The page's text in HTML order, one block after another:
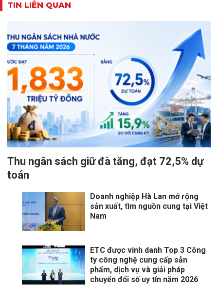
TIN LIÊN QUAN
Thu ngân sách giữ đà tăng, đạt 72,5% dự
toán
Doanh nghiệp Hà Lan mở rộng
sản xuất, tìm nguồn cung tại Việt
Nam
ETC được vinh danh Top 3 Công
ty công nghệ cung cấp sản
phẩm, dịch vụ và giải pháp
chuyển đổi số uy tín năm 2026